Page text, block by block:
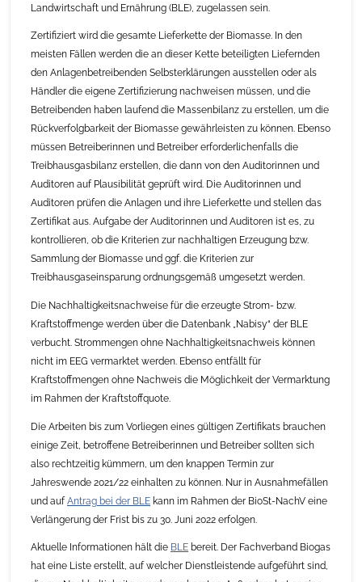
Landwirtschaft und Ernährung (BLE), zugelassen sein.
Zertifiziert wird die gesamte Lieferkette der Biomasse. In den
meisten Fällen werden die an dieser Kette beteiligten Liefernden
den Anlagenbetreibenden Selbsterklärungen ausstellen oder als
Händler die eigene Zertifizierung nachweisen müssen, und die
Betreibenden haben laufend die Massenbilanz zu erstellen, um die
Rückverfolgbarkeit der Biomasse gewährleisten zu können. Ebenso
müssen Betreiberinnen und Betreiber erforderlichenfalls die
Treibhausgasbilanz erstellen, die dann von den Auditorinnen und
Auditoren auf Plausibilität geprüft wird. Die Auditorinnen und
Auditoren prüfen die Anlagen und ihre Lieferkette und stellen das
Zertifikat aus. Aufgabe der Auditorinnen und Auditoren ist es, zu
kontrollieren, ob die Kriterien zur nachhaltigen Erzeugung bzw.
Sammlung der Biomasse und ggf. die Kriterien zur
Treibhausgaseinsparung ordnungsgemäß umgesetzt werden.
Die Nachhaltigkeitsnachweise für die erzeugte Strom- bzw.
Kraftstoffmenge werden über die Datenbank „Nabisy“ der BLE
verbucht. Strommengen ohne Nachhaltigkeitsnachweis können
nicht im EEG vermarktet werden. Ebenso entfällt für
Kraftstoffmengen ohne Nachweis die Möglichkeit der Vermarktung
im Rahmen der Kraftstoffquote.
Die Arbeiten bis zum Vorliegen eines gültigen Zertifikats brauchen
einige Zeit, betroffene Betreiberinnen und Betreiber sollten sich
also rechtzeitig kümmern, um den knappen Termin zur
Jahreswende 2021/22 einhalten zu können. Nur in Ausnahmefällen
und aufAntrag bei der BLE kann im Rahmen der BioSt-NachV eine
Verlängerung der Frist bis zu 30. Juni 2022 erfolgen.
Aktuelle Informationen hält die BLE bereit. Der Fachverband Biogas
hat eine Liste erstellt, auf welcher Dienstleistende aufgeführt sind,